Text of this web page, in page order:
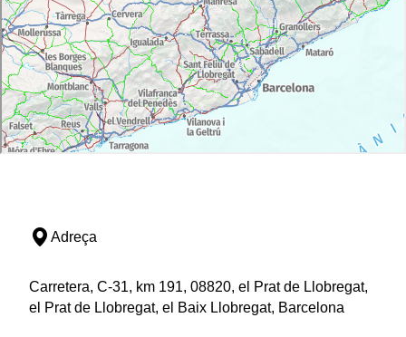
Adreça
Carretera, C-31, km 191, 08820, el Prat de Llobregat,
el Prat de Llobregat, el Baix Llobregat, Barcelona